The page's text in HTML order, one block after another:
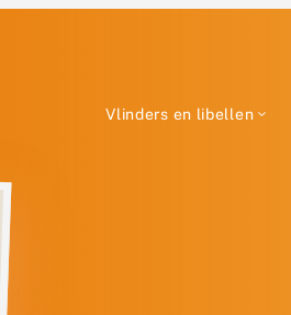
Vlinders en libellen